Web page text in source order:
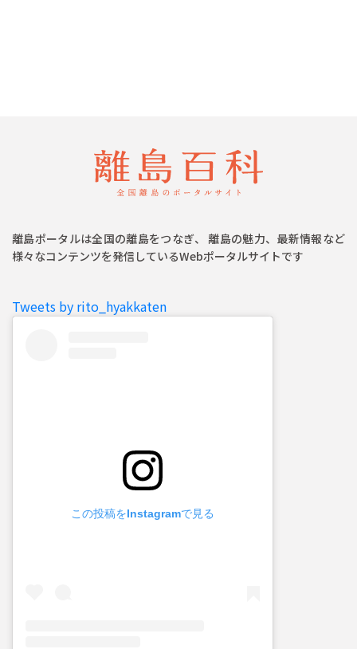
離島ポータルは全国の離島をつなぎ、 離島の魅力、最新情報など
様々なコンテンツを発信しているWebポータルサイトです
Tweets by rito_hyakkaten
この投稿をInstagramで見る